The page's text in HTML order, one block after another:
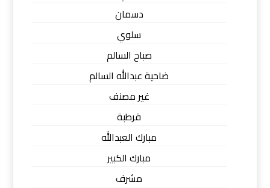
دسمان
سلوي
صباح السالم
ضاحية عبدالله السالم
غير مصنف
قرطبة
مبارك العبدالله
مبارك الكبير
مشرف